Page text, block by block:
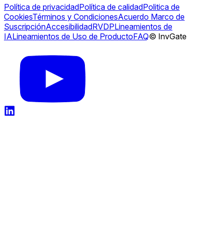
Política de privacidadPolítica de calidadPolitica de
CookiesTérminos y CondicionesAcuerdo Marco de
SuscripciónAccesibilidadRVDPLineamientos de
IALineamientos de Uso de ProductoFAQ© InvGate